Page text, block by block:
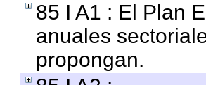
85 I A1 : El Plan
anuales
propongan.